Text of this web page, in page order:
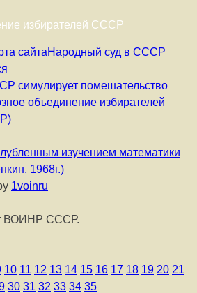
избирателей СССР
сайтаНародный суд в СССР
симулирует помешательство
объединение избирателей
изучением математики
1968г.)
1voinru
ВОИНР СССР.
10 11 12 13 14 15 16 17 18 19 20 21
30 31 32 33 34 35